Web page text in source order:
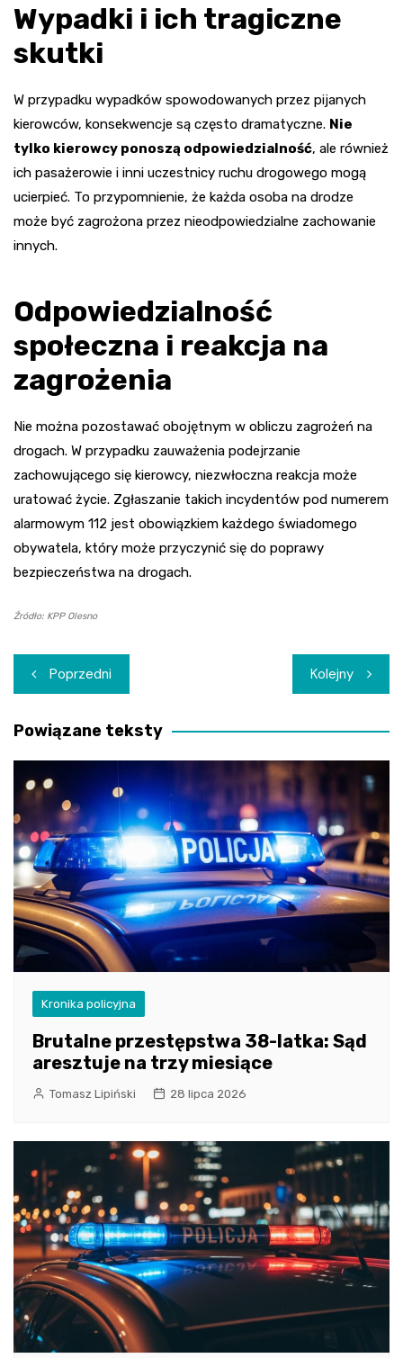
Wypadki i ich tragiczne
skutki
W przypadku wypadków spowodowanych przez pijanych
kierowców, konsekwencje są często dramatyczne. Nie
tylko kierowcy ponoszą odpowiedzialność, ale również
ich pasażerowie i inni uczestnicy ruchu drogowego mogą
ucierpieć. To przypomnienie, że każda osoba na drodze
może być zagrożona przez nieodpowiedzialne zachowanie
innych.
Odpowiedzialność
społeczna i reakcja na
zagrożenia
Nie można pozostawać obojętnym w obliczu zagrożeń na
drogach. W przypadku zauważenia podejrzanie
zachowującego się kierowcy, niezwłoczna reakcja może
uratować życie. Zgłaszanie takich incydentów pod numerem
alarmowym 112 jest obowiązkiem każdego świadomego
obywatela, który może przyczynić się do poprawy
bezpieczeństwa na drogach.
Źródło: KPP Olesno
Nawigacja
wpisu
Poprzedni Kolejny
Powiązane teksty
Kronika policyjna
Brutalne przestępstwa 38-latka: Sąd
aresztuje na trzy miesiące
Tomasz Lipiński 28 lipca 2026